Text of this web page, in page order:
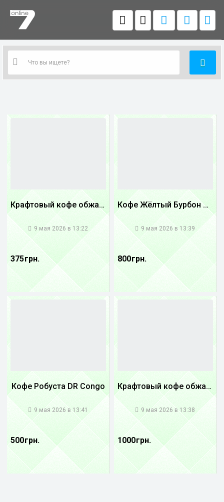
Крафтовый кофе обжареный купаж арабики 5...
9 мая 2026 в 13:22
375 грн.
Кофе Жёлтый Бурбон Бразилия
9 мая 2026 в 13:39
800 грн.
Кофе Робуста DR Congo
9 мая 2026 в 13:41
500 грн.
Крафтовый кофе обжареный Танзания
9 мая 2026 в 13:38
1000 грн.